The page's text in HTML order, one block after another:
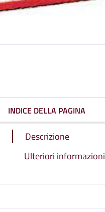
INDICE DELLA PAGINA
Descrizione
Ulteriori informazioni